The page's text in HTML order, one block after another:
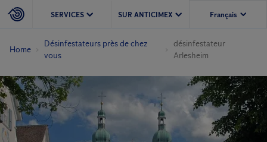
SERVICES SUR ANTICIMEX
Home
Désinfestateurs près de chez
vous
désinfestateur
Arlesheim